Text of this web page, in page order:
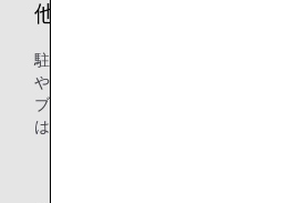
他の駐機場ではできない
駐機場の周囲には搭乗橋などの施設
や、飛行機の翼端と施設との距離の
ブラストの影響を考慮すると、自走
は限られます。